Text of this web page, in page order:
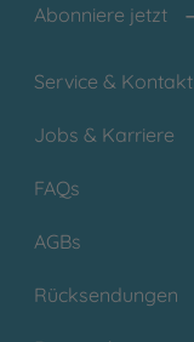
Abonniere jetzt
Service & Kontakt
Jobs & Karriere
FAQs
AGBs
Rücksendungen